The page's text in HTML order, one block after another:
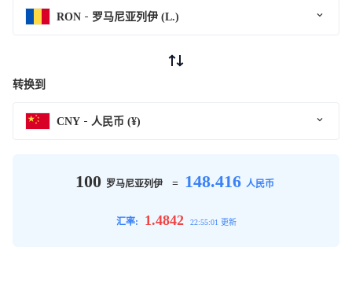
RON 罗马尼亚列伊 (L.)
转换到
CNY 人民币 (¥)
100 罗马尼亚列伊 = 148.416 人民币
汇率: 1.4842 22:55:01 更新